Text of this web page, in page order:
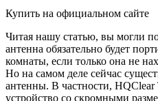
Купить на официальном сайте
Читая нашу статью, вы могли
антенна обязательно будет
комнаты, если только она не
Но на самом деле сейчас
антенны. В частности, HQClear
устройство со скромными